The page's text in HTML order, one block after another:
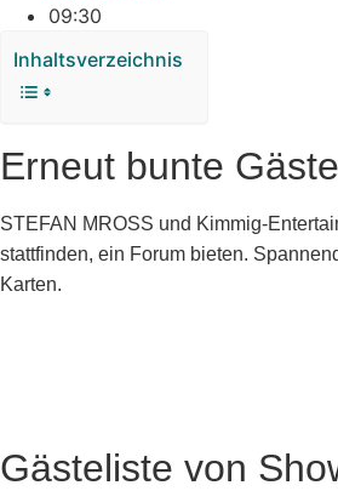
09:30
Inhaltsverzeichnis
Erneut bunte
STEFAN MROSS und Kimmig-
stattfinden, ein Forum bieten.
Karten.
Gästeliste von